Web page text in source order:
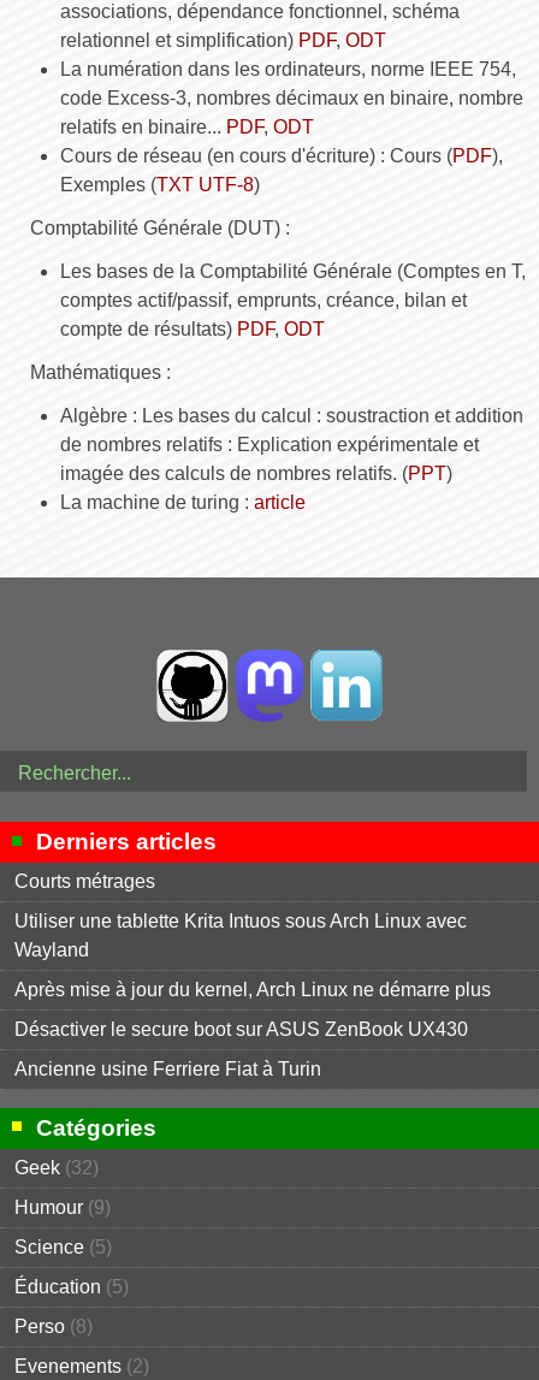
associations, dépendance fonctionnel, schéma
relationnel et simplification) PDF, ODT
La numération dans les ordinateurs, norme IEEE 754,
code Excess-3, nombres décimaux en binaire, nombre
relatifs en binaire... PDF, ODT
Cours de réseau (en cours d'écriture) : Cours (PDF),
Exemples (TXT UTF-8)
Comptabilité Générale (DUT) :
Les bases de la Comptabilité Générale (Comptes en T,
comptes actif/passif, emprunts, créance, bilan et
compte de résultats) PDF, ODT
Mathématiques :
Algèbre : Les bases du calcul : soustraction et addition
de nombres relatifs : Explication expérimentale et
imagée des calculs de nombres relatifs. (PPT)
La machine de turing : article
Derniers articles
Courts métrages
Utiliser une tablette Krita Intuos sous Arch Linux avec
Wayland
Après mise à jour du kernel, Arch Linux ne démarre plus
Désactiver le secure boot sur ASUS ZenBook UX430
Ancienne usine Ferriere Fiat à Turin
Catégories
Geek (32)
Humour (9)
Science (5)
Éducation (5)
Perso (8)
Evenements (2)